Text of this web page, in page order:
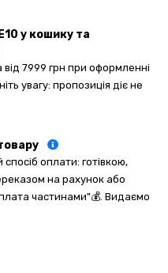
у кошику та
7999 грн при оформленні
увагу: пропозиція діє не
оплати: готівкою,
на рахунок або
частинами"💰. Видаємо